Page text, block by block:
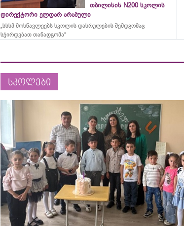
თბილისის N200 სკოლის
დირექტორი ელდარ არაბული
„სსსმ მოსწავლეებს სკოლის დასრულების შემდგომაც
სჭირდებათ თანადგომა“
სკოლები